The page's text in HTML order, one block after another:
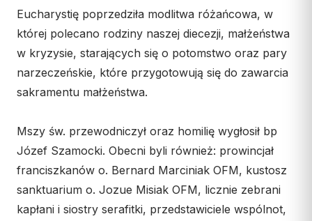
KURIA
Kuria Diecezjalna
Sąd Biskupi
Konta bankowe
CENTRUM MEDIALNE
Biuro
Franciszkański Zakon
Świeckich
Skauci Króla
Bractwo św. Józefa
Eucharystię poprzedziła modlitwa różańcowa, w
której polecano rodziny naszej diecezji, małżeństwa
w kryzysie, starających się o potomstwo oraz pary
narzeczeńskie, które przygotowują się do zawarcia
sakramentu małżeństwa.
Mszy św. przewodniczył oraz homilię wygłosił bp
Józef Szamocki. Obecni byli również: prowincjał
franciszkanów o. Bernard Marciniak OFM, kustosz
sanktuarium o. Jozue Misiak OFM, licznie zebrani
kapłani i siostry serafitki, przedstawiciele wspólnot,